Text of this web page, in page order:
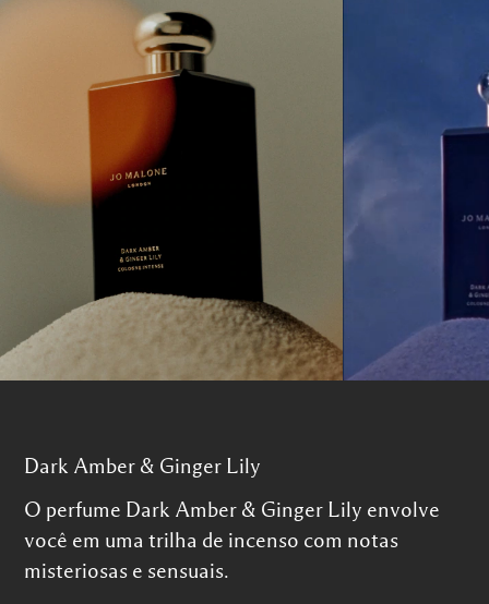
Dark Amber & Ginger Lily
O perfume Dark Amber & Ginger Lily envolve
você em uma trilha de incenso com notas
misteriosas e sensuais.